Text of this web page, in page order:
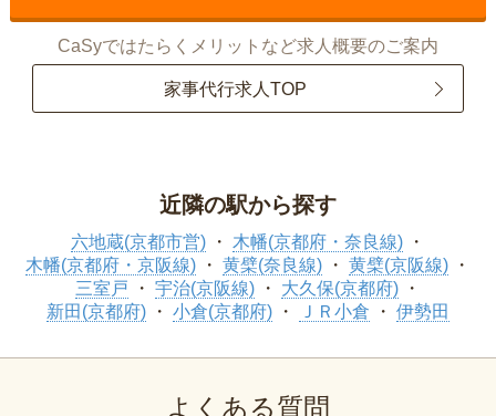
CaSyではたらくメリットなど求人概要のご案内
家事代行求人TOP
近隣の駅から探す
六地蔵(京都市営)
木幡(京都府・奈良線)
木幡(京都府・京阪線)
黄檗(奈良線)
黄檗(京阪線)
三室戸
宇治(京阪線)
大久保(京都府)
新田(京都府)
小倉(京都府) ＪＲ小倉 伊勢田
よくある質問